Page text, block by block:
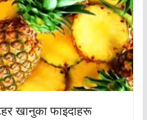
खानुका फाइदाहरू